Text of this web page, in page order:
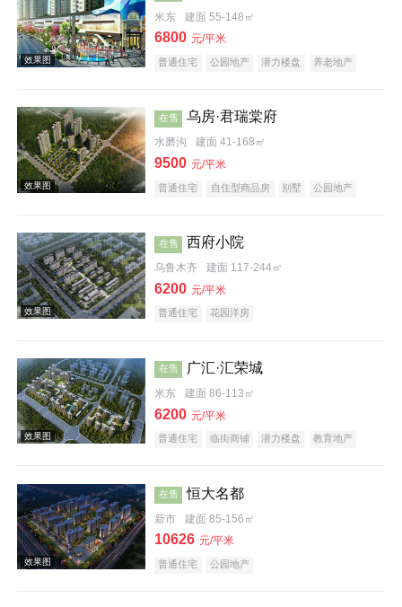
效果图
效果图
效果图
米东 建面 55-148㎡
6800 元/平米
普通住宅 公园地产 潜力楼盘
养老地产
在售 乌房·君瑞棠府
水磨沟 建面 41-168㎡
9500 元/平米
普通住宅 自住型商品房 别墅
公园地产
在售
西府小院
乌鲁木齐 建面 117-244㎡
6200 元/平米
普通住宅 花园洋房
在售 广汇·汇荣城
米东 建面 86-113㎡
6200 元/平米
普通住宅 临街商铺 潜力楼盘
教育地产
在售 恒大名都
新市 建面 85-156㎡
10626 元/平米
普通住宅 公园地产